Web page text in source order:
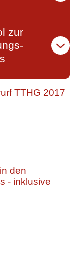
zur
TTHG 2017
den
- inklusive